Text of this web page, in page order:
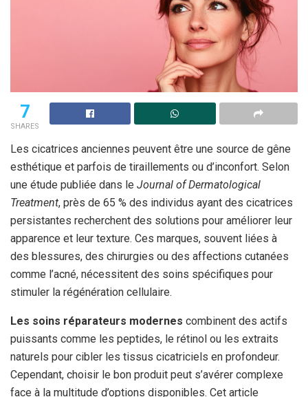
7
SHARES
Les cicatrices anciennes peuvent être une source de gêne
esthétique et parfois de tiraillements ou d’inconfort. Selon
une étude publiée dans le Journal of Dermatological
Treatment, près de 65 % des individus ayant des cicatrices
persistantes recherchent des solutions pour améliorer leur
apparence et leur texture. Ces marques, souvent liées à
des blessures, des chirurgies ou des affections cutanées
comme l’acné, nécessitent des soins spécifiques pour
stimuler la régénération cellulaire.
Les soins réparateurs modernes combinent des actifs
puissants comme les peptides, le rétinol ou les extraits
naturels pour cibler les tissus cicatriciels en profondeur.
Cependant, choisir le bon produit peut s’avérer complexe
face à la multitude d’options disponibles. Cet article